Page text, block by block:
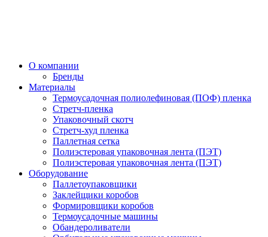
О компании
Бренды
Материалы
Термоусадочная полиолефиновая (ПОФ) пленка
Стретч-пленка
Упаковочный скотч
Стретч-худ пленка
Паллетная сетка
Полиэстеровая упаковочная лента (ПЭТ)
Полиэстеровая упаковочная лента (ПЭТ)
Оборудование
Паллетоупаковщики
Заклейщики коробов
Формировщики коробов
Термоусадочные машины
Обандероливатели